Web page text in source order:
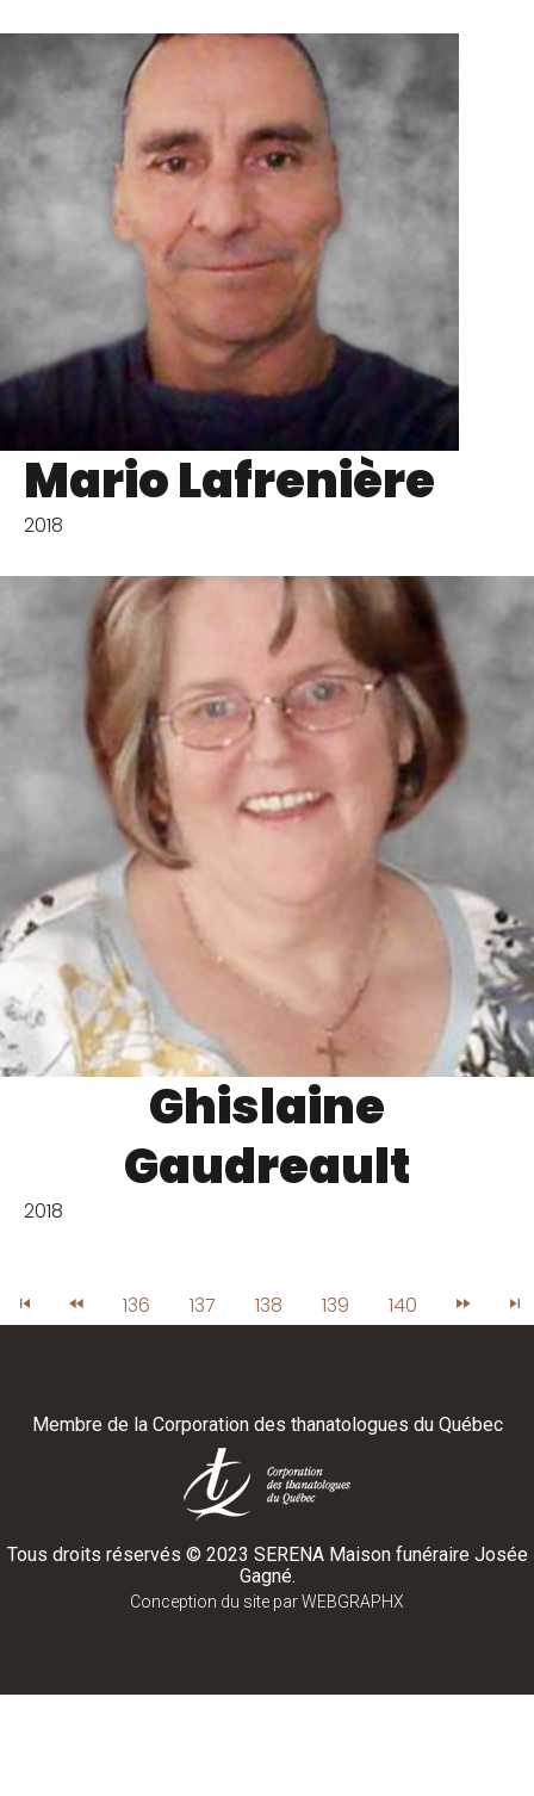
Mario Lafrenière
2018
Ghislaine
Gaudreault
2018
136 137 138 139 140
Membre de la Corporation des thanatologues du Québec
Tous droits réservés © 2023 SERENA Maison funéraire Josée
Gagné.
Conception du site parWEBGRAPHX